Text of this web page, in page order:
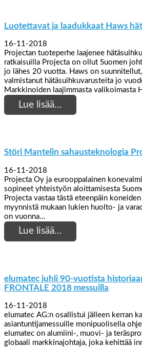
Luotettavat ja laadukkaat Haws
16-11-2018
Projectan tuoteperhe laajenee
ratkaisuilla Projecta on ollut Suomen
jo lähes 20 vuotta. Haws on
valmistanut hätäsuihkuvarusteita jo
Markkinoiden laajimmasta valikoimasta
Lue lisää…
Störi Mantelin sahausteknologia
16-11-2018
Projecta Oy ja eurooppalainen
sopineet yhteistyön aloittamisesta
Projecta vastaa tästä eteenpäin
myynnistä mukaan lukien huolto- ja
on vuonna…
Lue lisää…
elumatec juhli 90-vuotista
FRONTALE 2018 messuilla
16-11-2018
elumatec AG:n osallistui jälleen kerran
asiantuntijamessuille monipuolisella
elumatec on alumiini-, muovi- ja
globaali markkinajohtaja, joka kehittää